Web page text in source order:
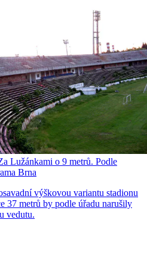
Lužánkami o 9 metrů. Podle
Brna
výškovou variantu stadionu
37 metrů by podle úřadu narušily
vedutu.